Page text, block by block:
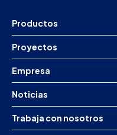
Productos
Proyectos
Empresa
Noticias
Trabaja con nosotros